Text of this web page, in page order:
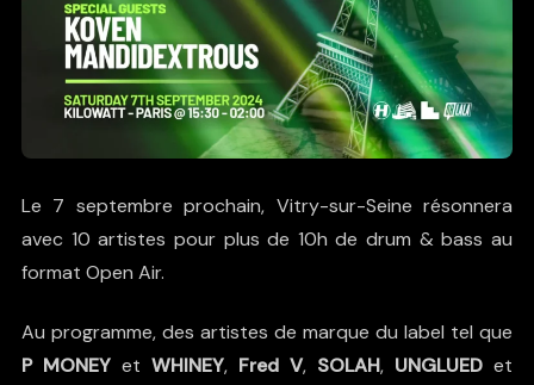
Le 7 septembre prochain, Vitry-sur-Seine résonnera
avec 10 artistes pour plus de 10h de drum & bass au
format Open Air.
Au programme, des artistes de marque du label tel que
P MONEYet WHINEY, Fred V, SOLAH, UNGLUED et